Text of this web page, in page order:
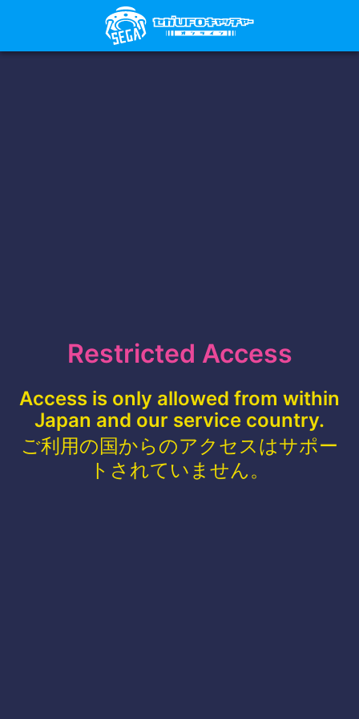
Restricted Access
Access is only allowed from within
Japan and our service country.
ご利用の国からのアクセスはサポー
トされていません。